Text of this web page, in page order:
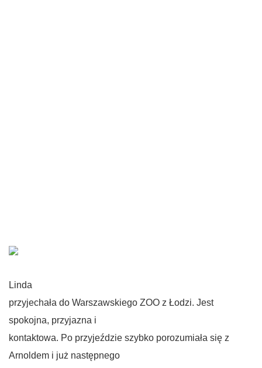
Linda
przyjechała do Warszawskiego ZOO z Łodzi. Jest
spokojna, przyjazna i
kontaktowa. Po przyjeździe szybko porozumiała się z
Arnoldem i już następnego